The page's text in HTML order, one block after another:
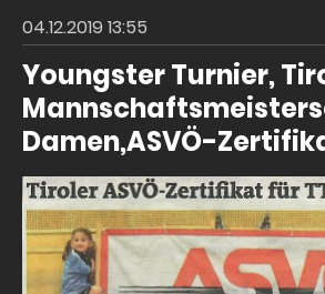
04.12.2019 13:55
Youngster Turnier,
Damen,ASVÖ-